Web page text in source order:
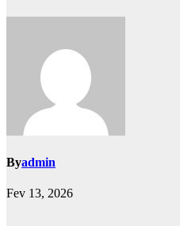
Byadmin
Fev 13, 2026